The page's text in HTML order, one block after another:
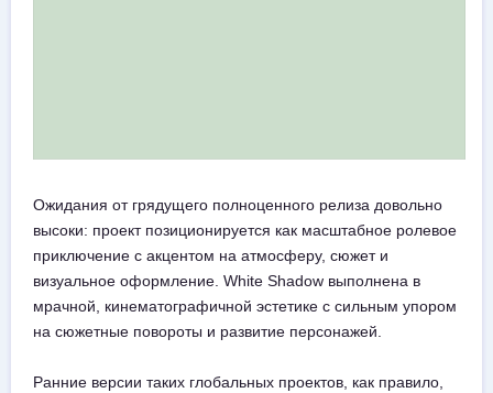
Ожидания от грядущего полноценного релиза довольно
высоки: проект позиционируется как масштабное ролевое
приключение с акцентом на атмосферу, сюжет и
визуальное оформление. White Shadow выполнена в
мрачной, кинематографичной эстетике с сильным упором
на сюжетные повороты и развитие персонажей.
Ранние версии таких глобальных проектов, как правило,